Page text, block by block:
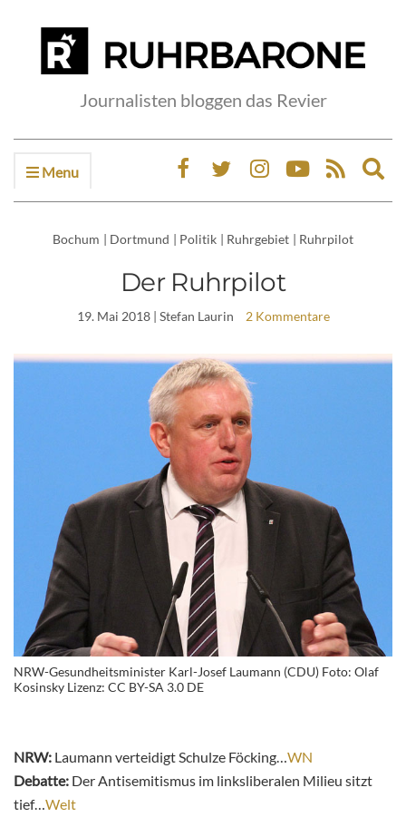
Journalisten bloggen das Revier
Menu
Bochum | Dortmund | Politik | Ruhrgebiet | Ruhrpilot
Der Ruhrpilot
19. Mai 2018| Stefan Laurin 2 Kommentare
NRW-Gesundheitsminister Karl-Josef Laumann (CDU) Foto: Olaf
Kosinsky Lizenz: CC BY-SA 3.0 DE
NRW: Laumann verteidigt Schulze Föcking…WN
Debatte: Der Antisemitismus im linksliberalen Milieu sitzt
tief…Welt